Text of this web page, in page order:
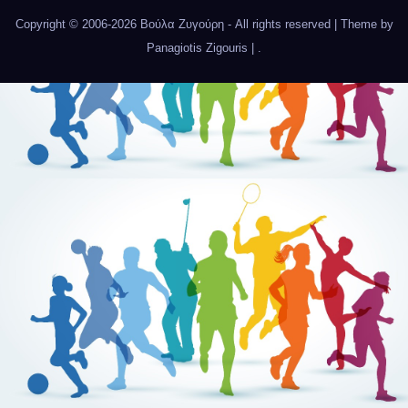
Copyright © 2006-2026 Βούλα Ζυγούρη - All rights reserved | Theme by
Panagiotis Zigouris
.